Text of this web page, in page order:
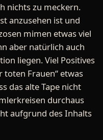
nichts zu meckern.
anzusehen ist und
mimen etwas viel
aber natürlich auch
liegen. Viel Positives
toten Frauen“ etwas
das alte Tape nicht
durchaus
aufgrund des Inhalts